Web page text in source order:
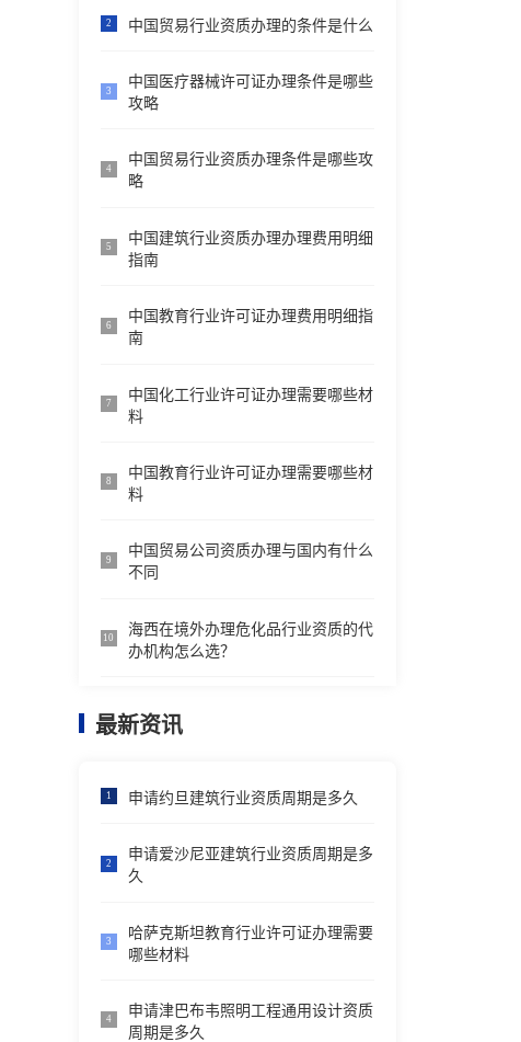
2 中国贸易行业资质办理的条件是什么
3
中国医疗器械许可证办理条件是哪些
攻略
4
中国贸易行业资质办理条件是哪些攻
略
5
中国建筑行业资质办理办理费用明细
指南
6
中国教育行业许可证办理费用明细指
南
7
中国化工行业许可证办理需要哪些材
料
8
中国教育行业许可证办理需要哪些材
料
9
中国贸易公司资质办理与国内有什么
不同
10
海西在境外办理危化品行业资质的代
办机构怎么选？
最新资讯
1 申请约旦建筑行业资质周期是多久
2
申请爱沙尼亚建筑行业资质周期是多
久
3
哈萨克斯坦教育行业许可证办理需要
哪些材料
4
申请津巴布韦照明工程通用设计资质
周期是多久